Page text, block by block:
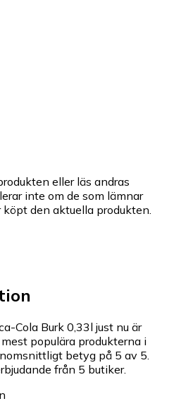
eller läs andras
inte om de som lämnar
den aktuella produkten.
Cola Burk 0,33l just nu är
populära produkterna i
betyg på 5 av 5.
från 5 butiker.